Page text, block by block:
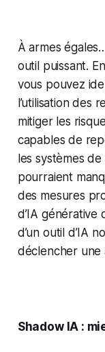
À armes
outil puissant.
vous pouvez
l’utilisation des
mitiger les
capables de
les systèmes
pourraient
des mesures
d’IA générative
d’un outil d’IA
déclencher une
Shadow IA :